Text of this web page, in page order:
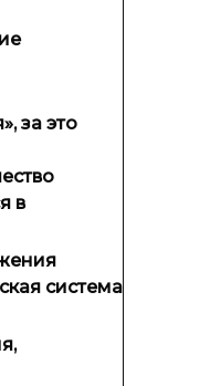
за это
в
система